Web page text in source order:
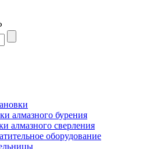
алмазного бурения
алмазного сверления
оборудование